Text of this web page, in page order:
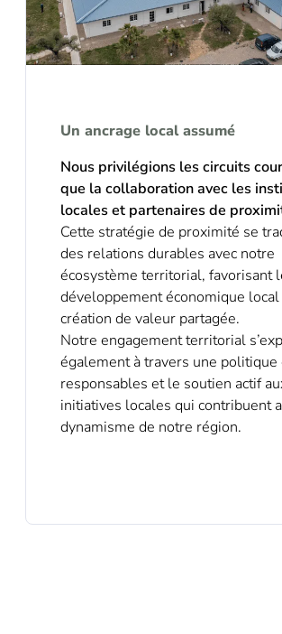
Un ancrage local assumé
Nous privilégions les circuits
que la collaboration avec les
locales et partenaires de
Cette stratégie de proximité se
des relations durables avec notre
écosystème territorial, favorisant
développement économique
création de valeur partagée.
Notre engagement territorial
également à travers une politique
responsables et le soutien actif
initiatives locales qui contribuent
dynamisme de notre région.